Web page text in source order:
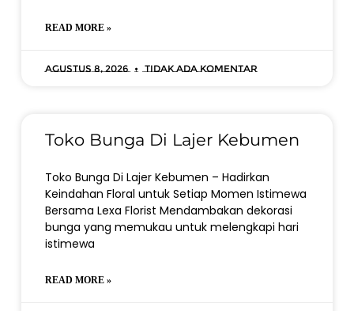
READ MORE »
Agustus 8, 2026 Tidak ada komentar
Toko Bunga Di Lajer Kebumen
Toko Bunga Di Lajer Kebumen – Hadirkan
Keindahan Floral untuk Setiap Momen Istimewa
Bersama Lexa Florist Mendambakan dekorasi
bunga yang memukau untuk melengkapi hari
istimewa
READ MORE »